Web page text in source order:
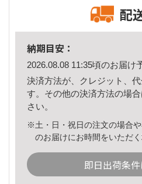
配
納期目安：
2026.08.08 11:35頃のお届け
決済方法が、クレジット、
す。その他の決済方法の場合
さい。
※土・日・祝日の注文の場合
のお届けにお時間をいただく
即日出荷条